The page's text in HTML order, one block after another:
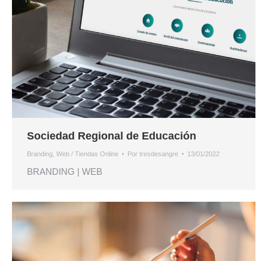
Sociedad Regional de Educación
Branding Web / Tiendas Online Por tresdesangre 13/01/2022
BRANDING | WEB